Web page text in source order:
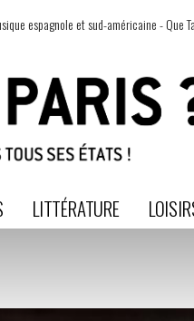
espagnole et sud-américaine - Que
LITTÉRATURE